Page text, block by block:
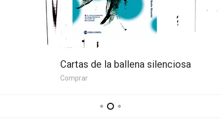
Cartas de la ballena silenciosa